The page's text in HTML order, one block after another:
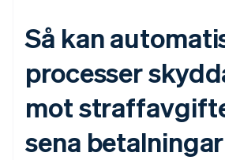
Så kan
processer
mot
sena betalningar